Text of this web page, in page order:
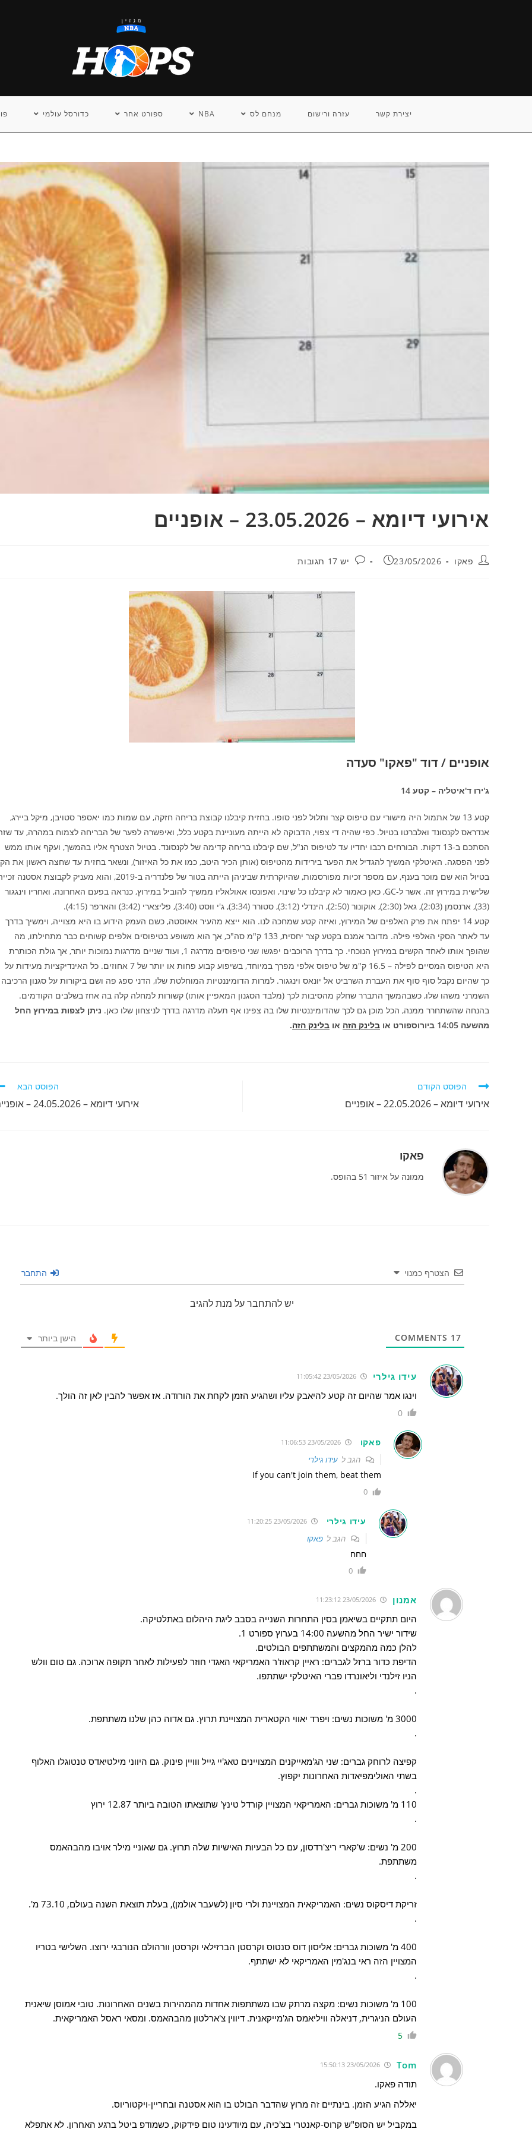
יצירת קשר עזרה ורישום מנחם לס NBA ספורט אחר כדורסל עולמי
אירועי דיומא – 23.05.2026 – אופניים
מחבר:
פאקו פורסם:
23/05/2026 תגובות:
יש 17 תגובות
אופניים / דוד "פאקו" סעדה
ג'ירו ד'איטליה – קטע 14
קטע 13 של אתמול היה מישורי עם טיפוס קצר ותלול לפני סופו. בחזית קיבלנו קבוצת בריחה חזקה, עם שמות כמו יאספר סטויבן, מיקל ביירג,
אנדראס לקנסונד ואלברטו בטיול. כפי שהיה די צפוי, הדבוקה לא הייתה מעוניינת בקטע כלל, ואיפשרה לפער של הבריחה לצמוח במהרה, עד
הסתכם ב-13 דקות. הבורחים רכבו יחדיו עד לטיפוס הנ"ל, שם קיבלנו בריחה קדימה של לקנסונד. בטיול הצטרף אליו בהמשך, ועקף אותו ממש
לפני הפסגה. האיטלקי המשיך להגדיל את הפער בירידות מהטיפוס (אותן הכיר היטב, כמו את כל האיזור), ונשאר בחזית עד שחצה ראשון את
בטיול הוא שם מוכר בענף, עם מספר זכיות מפורסמות, שהיוקרתית שביניהן הייתה בטור של פלנדריה ב-2019, והוא מעניק לקבוצת אסטנה
שלישית במירוץ זה. אשר ל-GC, כאן כאמור לא קיבלנו כל שינוי, ואפונסו אאולאליו ממשיך להוביל במירוץ, כנראה בפעם האחרונה, ואחריו וינגגור
(33), ארנסמן (2:03), גאל (2:30), אוקונור (2:50), הינדלי (3:12), סטורר (3:34), ג'י ווסט (3:40), פליצארי (3:42) והארפר (4:15).
קטע 14 יפתח את פרק האלפים של המירוץ, ואיזה קטע שמחכה לנו. הוא ייצא מהעיר אאוסטה, כשם העמק הידוע בו היא מצוייה, וימשיך בדרך
עד לאתר הסקי האלפי פילה. מדובר אמנם בקטע קצר יחסית, 133 ק"מ סה"כ, אך הוא משופע בטיפוסים אלפים קשוחים כבר מתחילתו, מה
שהופך אותו לאחד הקשים במירוץ הנוכחי. כך בדרך הרוכבים יפגשו שני טיפוסים מדרגה 1, ועוד שניים מדרגות נמוכות יותר, אך גולת הכותרת
היא הטיפוס המסיים לפילה – 16.5 ק"מ של טיפוס אלפי מפרך במיוחד, בשיפוע קבוע פחות או יותר של 7 אחוזים. כל האינדיקציות מעידות על
כך שהיום נקבל סוף סוף את העברת השרביט אל יונאס וינגגור. למרות הדומיננטיות המוחלטת שלו, הדני ספג פה ושם ביקורות על סגנון הרכיבה
השמרני משהו שלו, כשבהמשך התברר שחלק מהסיבות לכך (מלבד הסגנון המאפיין אותו) קשורות למחלה קלה בה אחז בשלבים הקודמים.
בהנחה שהשתחרר ממנה, הכל מוכן גם לכך שהדומיננטיות שלו בה צפינו אף תעלה מדרגה בדרך לניצחון שלו כאן. ניתן לצפות במירוץ החל
מהשעה 14:05 ביורוספורט או
בלינק הזה או בלינק הזה.
לקרוא
נוספים
הפוסט הקודם
אירועי דיומא – 22.05.2026 – אופניים
הפוסט הבא
אירועי דיומא – 24.05.2026 – אופניים
פאקו
ממונה על איזור 51 בהופס.
הצטרף כמנוי התחבר
יש להתחבר על מנת להגיב
17 הישן ביותר
עידו גילרי 23/05/2026 11:05:42
וינגו אמר שהיום זה קטע להיאבק עליו ושהגיע הזמן לקחת את הורודה. אז אפשר להבין לאן זה הולך.
0
פאקו 23/05/2026 11:06:53
הגב לעידו גילרי
If you can't join them, beat them
0
עידו גילרי 23/05/2026 11:20:25
הגב לפאקו
חחח
0
אמנון
היום תתקיים בשיאמן בסין התחרות השנייה בסבב ליגת היהלום באתלטיקה.
שידור ישיר החל מהשעה 14:00 בערוץ ספורט 1.
להלן כמה מהמקצים והמשתתפים הבולטים.
הדיפת כדור ברזל לגברים: ראיין קראוז'ר האמריקאי האגדי חוזר לפעילות לאחר תקופה ארוכה. גם טום וולש
הניו זילנדי וליאונרדו פברי האיטלקי ישתתפו.
.
3000 מ' משוכות נשים: ויפרד יאווי הקטארית המצויינת תרוץ. גם אדוה כהן שלנו משתתפת.
.
קפיצה לרוחק גברים: שני הג'מאייקנים המצויינים טאג'יי גייל ווויין פינוק. גם היווני מילטיאדס טנטוגלו האלוף
בשתי האולימפיאדות האחרונות יקפוץ.
.
110 מ' משוכות גברים: האמריקאי המצויין קורדל טינץ' שתוצאתו הטובה ביותר 12.87 ירוץ
.
200 מ' נשים: ש'קארי ריצ'רדסון, עם כל הבעיות האישיות שלה תרוץ. גם שאוניי מילר אויבו מהבהאמס
משתתפת.
.
זריקת דיסקוס נשים: האמריקאית המצויינת ולרי סיון (לשעבר אולמן), בעלת תוצאת השנה בעולם, 73.10 מ'.
.
400 מ' משוכות גברים: אליסון דוס סנטוס וקרסטן הברזילאי וקרסטן וורהולם הנורבגי ירוצו. השלישי בטריו
המצויין הזה ראי בנג'מין האמריקאי לא ישתתף.
.
100 מ' משוכות נשים: מקצה מרתק שבו משתתפות אחדות מהמהירות בשנים האחרונות. טובי אמוסן שיאנית
העולם הניגרית, דניאלה וויליאמס הג'מייקאנית. דיווין צ'ארלטון מהבהאמס. ומסאי ראסל האמריקאית.
5
Tom
תודה פאקו.
יאללה הגיע הזמן. בינתיים זה מרוץ שהדבר הבולט בו הוא אסטנה ובחריין-ויקטוריוס.
במקביל יש הסופ"ש קרוס-קאנטרי בצ'כיה, עם מיודעינו טום פידקוק, כשמודפ ביטל ברגע האחרון. לא אתפלא